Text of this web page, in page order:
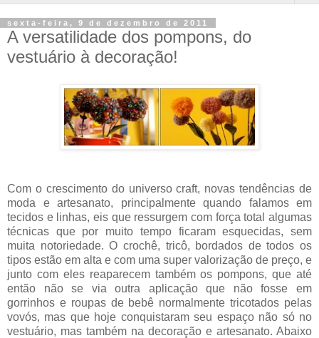
sexta-feira, 9 de dezembro de 2011
A versatilidade dos pompons, do
vestuário à decoração!
Com o crescimento do universo craft, novas tendências de
moda e artesanato, principalmente quando falamos em
tecidos e linhas, eis que ressurgem com força total algumas
técnicas que por muito tempo ficaram esquecidas, sem
muita notoriedade. O crochê, tricô, bordados de todos os
tipos estão em alta e com uma super valorização de preço, e
junto com eles reaparecem também os pompons, que até
então não se via outra aplicação que não fosse em
gorrinhos e roupas de bebê normalmente tricotados pelas
vovós, mas que hoje conquistaram seu espaço não só no
vestuário, mas também na decoração e artesanato. Abaixo